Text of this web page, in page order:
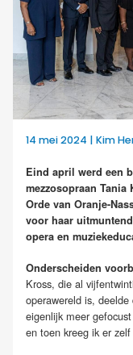
14 mei 2024 | Kim
Eind april werd een
mezzosopraan
Orde van Oranje-
voor haar
opera en
Onderscheiden
Kross, die al
operawereld is,
eigenlijk meer
en toen kreeg ik er